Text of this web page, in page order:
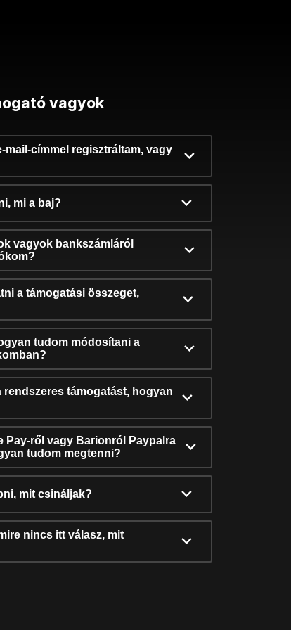
vagyok
mail-címmel regisztráltam, vagy
mi a baj?
vagyok bankszámláról
a támogatási összeget,
tudom módosítani a
rendszeres támogatást, hogyan
Pay-ről vagy Barionról Paypalra
tudom megtenni?
mit csináljak?
nincs itt válasz, mit